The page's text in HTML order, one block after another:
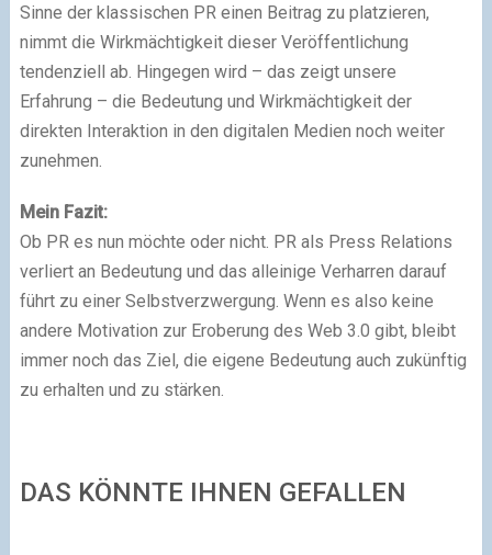
Sinne der klassischen PR einen Beitrag zu platzieren,
nimmt die Wirkmächtigkeit dieser Veröffentlichung
tendenziell ab. Hingegen wird – das zeigt unsere
Erfahrung – die Bedeutung und Wirkmächtigkeit der
direkten Interaktion in den digitalen Medien noch weiter
zunehmen.
Mein Fazit:
Ob PR es nun möchte oder nicht. PR als Press Relations
verliert an Bedeutung und das alleinige Verharren darauf
führt zu einer Selbstverzwergung. Wenn es also keine
andere Motivation zur Eroberung des Web 3.0 gibt, bleibt
immer noch das Ziel, die eigene Bedeutung auch zukünftig
zu erhalten und zu stärken.
DAS KÖNNTE IHNEN GEFALLEN